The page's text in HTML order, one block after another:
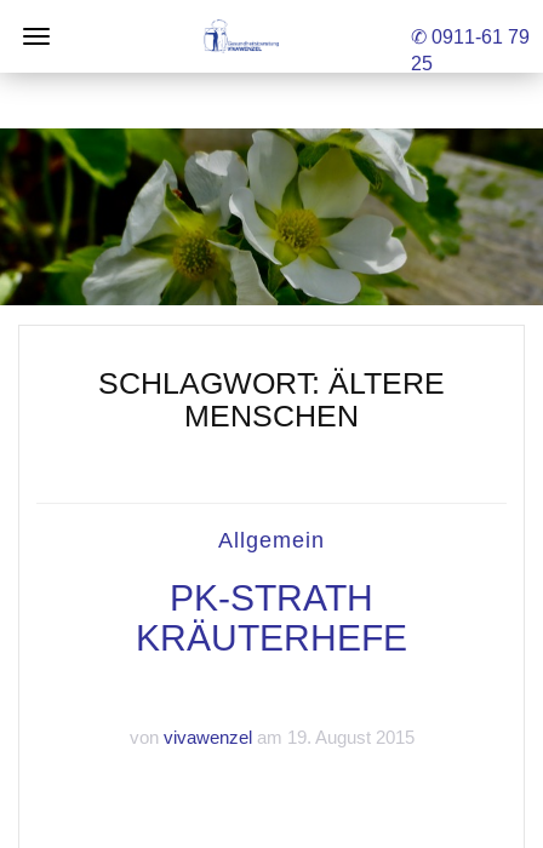
✆ 0911-61 79
25
SCHLAGWORT: ÄLTERE
MENSCHEN
Allgemein
PK-STRATH
KRÄUTERHEFE
von vivawenzelam 19. August 2015